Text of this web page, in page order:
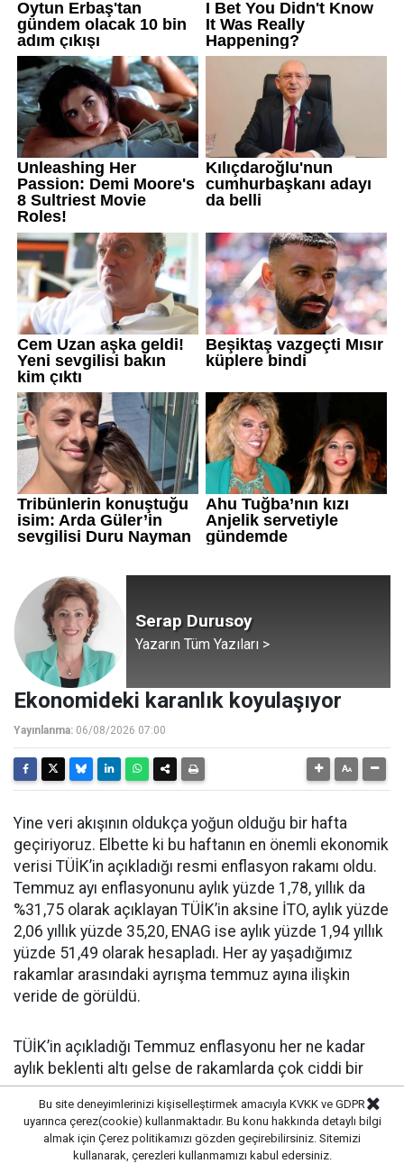
Serap Durusoy
Yazarın Tüm Yazıları >
Ekonomideki karanlık koyulaşıyor
Yayınlanma: 06/08/2026 07:00
Yine veri akışının oldukça yoğun olduğu bir hafta
geçiriyoruz. Elbette ki bu haftanın en önemli ekonomik
verisi TÜİK’in açıkladığı resmi enflasyon rakamı oldu.
Temmuz ayı enflasyonunu aylık yüzde 1,78, yıllık da
%31,75 olarak açıklayan TÜİK’in aksine İTO, aylık yüzde
2,06 yıllık yüzde 35,20, ENAG ise aylık yüzde 1,94 yıllık
yüzde 51,49 olarak hesapladı. Her ay yaşadığımız
rakamlar arasındaki ayrışma temmuz ayına ilişkin
veride de görüldü.
TÜİK’in açıkladığı Temmuz enflasyonu her ne kadar
aylık beklenti altı gelse de rakamlarda çok ciddi bir
kırılma olmadığı aksine aylık bağlamda hızlanma
olduğu görüldü. Yani kötünün iyisi bir durum ortaya
çıktı.
Bu site deneyimlerinizi kişiselleştirmek amacıyla KVKK ve GDPR
uyarınca çerez(cookie) kullanmaktadır. Bu konu hakkında detaylı bilgi
almak için Çerez politikamızı gözden geçirebilirsiniz. Sitemizi
kullanarak, çerezleri kullanmamızı kabul edersiniz.